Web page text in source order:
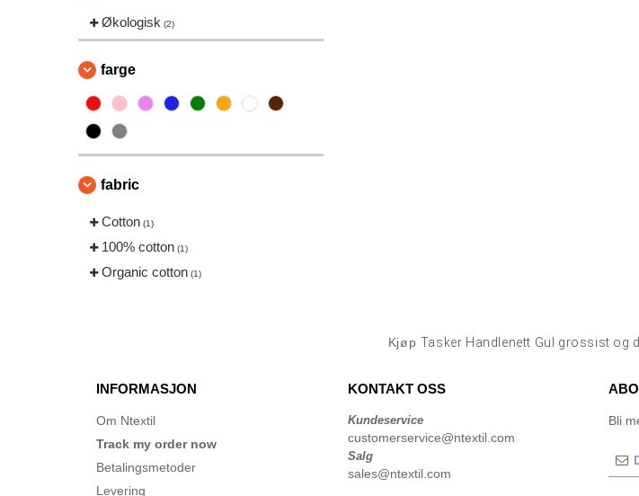
Økologisk (2)
farge
fabric
Cotton (1)
100% cotton (1)
Organic cotton (1)
Kjøp Tasker Handlenett Gul grossist og
INFORMASJON
Om Ntextil
Track my order now
Betalingsmetoder
Levering
KONTAKT OSS
Kundeservice
customerservice@ntextil.com
Salg
sales@ntextil.com
Bli